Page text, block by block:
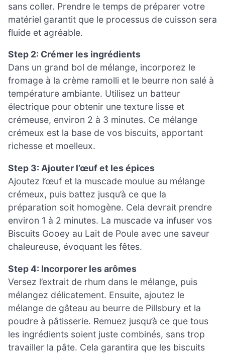
sans coller. Prendre le temps de préparer votre
matériel garantit que le processus de cuisson sera
fluide et agréable.
Step 2: Crémer les ingrédients
Dans un grand bol de mélange, incorporez le
fromage à la crème ramolli et le beurre non salé à
température ambiante. Utilisez un batteur
électrique pour obtenir une texture lisse et
crémeuse, environ 2 à 3 minutes. Ce mélange
crémeux est la base de vos biscuits, apportant
richesse et moelleux.
Step 3: Ajouter l’œuf et les épices
Ajoutez l’œuf et la muscade moulue au mélange
crémeux, puis battez jusqu’à ce que la
préparation soit homogène. Cela devrait prendre
environ 1 à 2 minutes. La muscade va infuser vos
Biscuits Gooey au Lait de Poule avec une saveur
chaleureuse, évoquant les fêtes.
Step 4: Incorporer les arômes
Versez l’extrait de rhum dans le mélange, puis
mélangez délicatement. Ensuite, ajoutez le
mélange de gâteau au beurre de Pillsbury et la
poudre à pâtisserie. Remuez jusqu’à ce que tous
les ingrédients soient juste combinés, sans trop
travailler la pâte. Cela garantira que les biscuits